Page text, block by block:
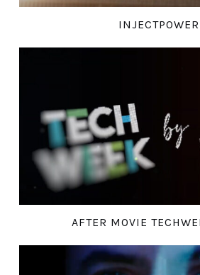
INJECTPOWER
AFTER MOVIE